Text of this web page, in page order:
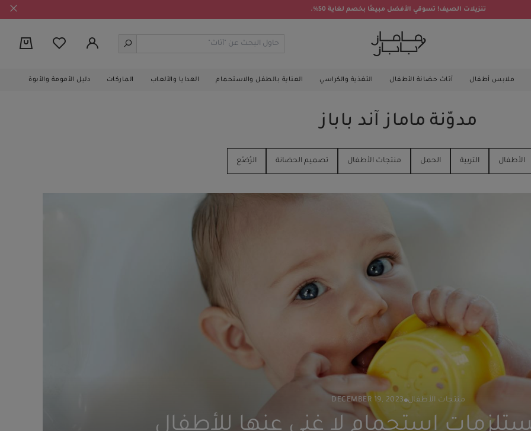
تنزيلات الصيف! تسوقي الأفضل مبيعًا بخصم لغاية 50%.
ملابس أطفال أثاث حضانة الأطفال التغذية والكراسي العناية بالطفل والاستحمام الهدايا والألعاب الماركات دليل الأمومة والأبوة
مدوّنة ماماز آند باباز
الأطفال التربية الحمل منتجات الأطفال تصميم الحضانة الرُضّع
منتجات الأطفال DECEMBER 19, 2023